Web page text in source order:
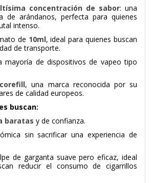
concentración de sabor: una
de arándanos, perfecta para quienes
intenso.
de 10ml, ideal para quienes buscan
de transporte.
mayoría de dispositivos de vapeo tipo
, una marca reconocida por su
de calidad europeos.
buscan:
baratas y de confianza.
sin sacrificar una experiencia de
de garganta suave pero eficaz, ideal
reducir el consumo de cigarrillos